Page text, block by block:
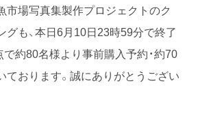
市場写真集製作プロジェクトのク
グも、本日6月10日23時59分で終了
約80名様より事前購入予約・約70
ております。誠にありがとうござい